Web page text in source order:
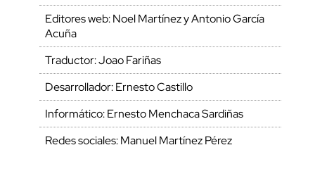
Editores web: Noel Martínez y Antonio García
Acuña
Traductor: Joao Fariñas
Desarrollador: Ernesto Castillo
Informático: Ernesto Menchaca Sardiñas
Redes sociales: Manuel Martínez Pérez